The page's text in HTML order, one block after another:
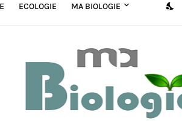
ECOLOGIE MA BIOLOGIE